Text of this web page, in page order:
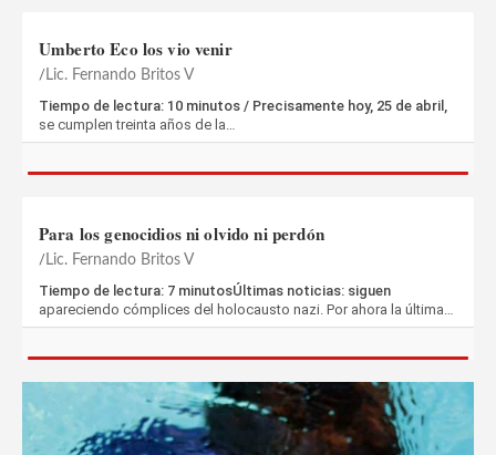
Umberto Eco los vio venir
Lic. Fernando Britos V
Tiempo de lectura: 10 minutos / Precisamente hoy, 25 de abril,
se cumplen treinta años de la…
Para los genocidios ni olvido ni perdón
Lic. Fernando Britos V
Tiempo de lectura: 7 minutosÚltimas noticias: siguen
apareciendo cómplices del holocausto nazi. Por ahora la última…